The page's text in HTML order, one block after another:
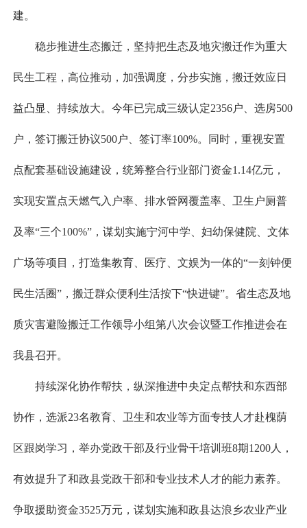
建。
稳步推进生态搬迁，坚持把生态及地灾搬迁作为重大
民生工程，高位推动，加强调度，分步实施，搬迁效应日
益凸显、持续放大。今年已完成三级认定2356户、选房500
户，签订搬迁协议500户、签订率100%。同时，重视安置
点配套基础设施建设，统筹整合行业部门资金1.14亿元，
实现安置点天燃气入户率、排水管网覆盖率、卫生户厕普
及率“三个100%”，谋划实施宁河中学、妇幼保健院、文体
广场等项目，打造集教育、医疗、文娱为一体的“一刻钟便
民生活圈”，搬迁群众便利生活按下“快进键”。省生态及地
质灾害避险搬迁工作领导小组第八次会议暨工作推进会在
我县召开。
持续深化协作帮扶，纵深推进中央定点帮扶和东西部
协作，选派23名教育、卫生和农业等方面专技人才赴槐荫
区跟岗学习，举办党政干部及行业骨干培训班8期1200人，
有效提升了和政县党政干部和专业技术人才的能力素养。
争取援助资金3525万元，谋划实施和政县达浪乡农业产业